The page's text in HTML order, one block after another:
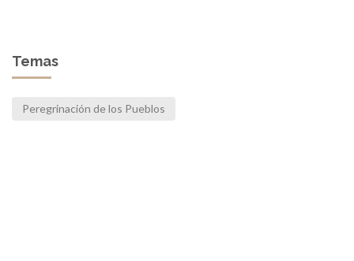
Temas
Peregrinación de los Pueblos